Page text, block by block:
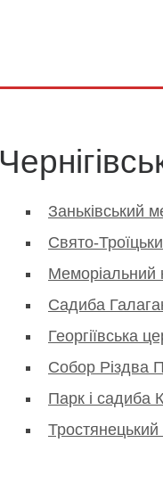
Заньківський
Свято-
Меморіальний
Садиба
Георгіївська
Собор Різдва
Парк і садиба
Тростянецький